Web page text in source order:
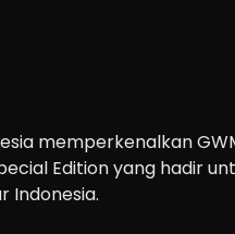
memperkenalkan
Edition yang hadir
Indonesia.